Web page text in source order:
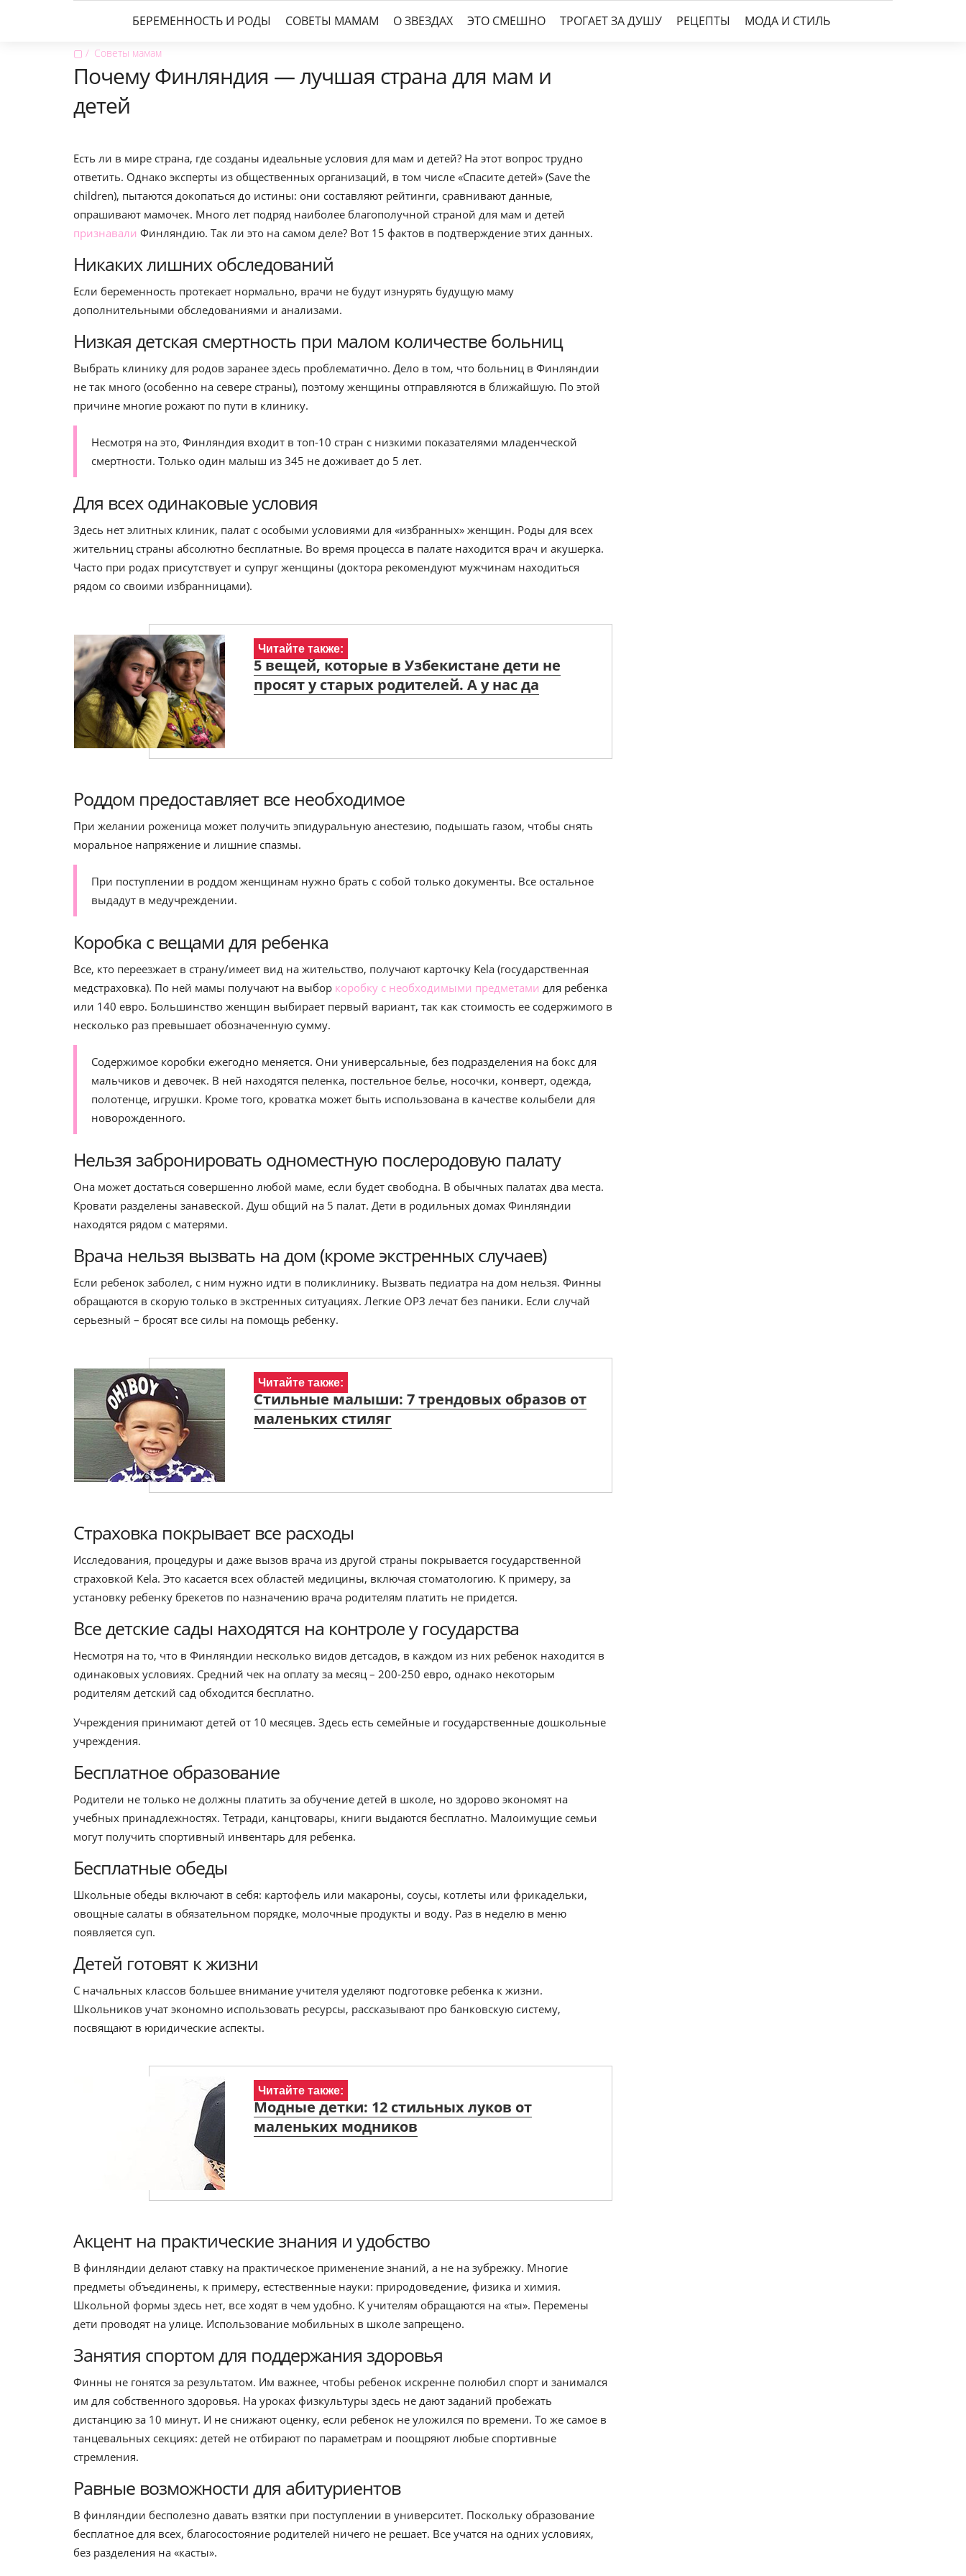
БЕРЕМЕННОСТЬ И РОДЫ СОВЕТЫ МАМАМ О ЗВЕЗДАХ ЭТО СМЕШНО ТРОГАЕТ ЗА ДУШУ РЕЦЕПТЫ МОДА И СТИЛЬ
▢ Советы мамам
Почему Финляндия — лучшая страна для мам и
детей
Есть ли в мире страна, где созданы идеальные условия для мам и детей? На этот вопрос трудно
ответить. Однако эксперты из общественных организаций, в том числе «Спасите детей» (Save the
children), пытаются докопаться до истины: они составляют рейтинги, сравнивают данные,
опрашивают мамочек. Много лет подряд наиболее благополучной страной для мам и детей
признавали Финляндию. Так ли это на самом деле? Вот 15 фактов в подтверждение этих данных.
Никаких лишних обследований
Если беременность протекает нормально, врачи не будут изнурять будущую маму
дополнительными обследованиями и анализами.
Низкая детская смертность при малом количестве больниц
Выбрать клинику для родов заранее здесь проблематично. Дело в том, что больниц в Финляндии
не так много (особенно на севере страны), поэтому женщины отправляются в ближайшую. По этой
причине многие рожают по пути в клинику.
Несмотря на это, Финляндия входит в топ-10 стран с низкими показателями младенческой
смертности. Только один малыш из 345 не доживает до 5 лет.
Для всех одинаковые условия
Здесь нет элитных клиник, палат с особыми условиями для «избранных» женщин. Роды для всех
жительниц страны абсолютно бесплатные. Во время процесса в палате находится врач и акушерка.
Часто при родах присутствует и супруг женщины (доктора рекомендуют мужчинам находиться
рядом со своими избранницами).
Читайте также:
5 вещей, которые в Узбекистане дети не
просят у старых родителей. А у нас да
Роддом предоставляет все необходимое
При желании роженица может получить эпидуральную анестезию, подышать газом, чтобы снять
моральное напряжение и лишние спазмы.
При поступлении в роддом женщинам нужно брать с собой только документы. Все остальное
выдадут в медучреждении.
Коробка с вещами для ребенка
Все, кто переезжает в страну/имеет вид на жительство, получают карточку Kela (государственная
медстраховка). По ней мамы получают на выбор коробку с необходимыми предметами для ребенка
или 140 евро. Большинство женщин выбирает первый вариант, так как стоимость ее содержимого в
несколько раз превышает обозначенную сумму.
Содержимое коробки ежегодно меняется. Они универсальные, без подразделения на бокс для
мальчиков и девочек. В ней находятся пеленка, постельное белье, носочки, конверт, одежда,
полотенце, игрушки. Кроме того, кроватка может быть использована в качестве колыбели для
новорожденного.
Нельзя забронировать одноместную послеродовую палату
Она может достаться совершенно любой маме, если будет свободна. В обычных палатах два места.
Кровати разделены занавеской. Душ общий на 5 палат. Дети в родильных домах Финляндии
находятся рядом с матерями.
Врача нельзя вызвать на дом (кроме экстренных случаев)
Если ребенок заболел, с ним нужно идти в поликлинику. Вызвать педиатра на дом нельзя. Финны
обращаются в скорую только в экстренных ситуациях. Легкие ОРЗ лечат без паники. Если случай
серьезный – бросят все силы на помощь ребенку.
Читайте также:
Стильные малыши: 7 трендовых образов от
маленьких стиляг
Страховка покрывает все расходы
Исследования, процедуры и даже вызов врача из другой страны покрывается государственной
страховкой Kela. Это касается всех областей медицины, включая стоматологию. К примеру, за
установку ребенку брекетов по назначению врача родителям платить не придется.
Все детские сады находятся на контроле у государства
Несмотря на то, что в Финляндии несколько видов детсадов, в каждом из них ребенок находится в
одинаковых условиях. Средний чек на оплату за месяц – 200-250 евро, однако некоторым
родителям детский сад обходится бесплатно.
Учреждения принимают детей от 10 месяцев. Здесь есть семейные и государственные дошкольные
учреждения.
Бесплатное образование
Родители не только не должны платить за обучение детей в школе, но здорово экономят на
учебных принадлежностях. Тетради, канцтовары, книги выдаются бесплатно. Малоимущие семьи
могут получить спортивный инвентарь для ребенка.
Бесплатные обеды
Школьные обеды включают в себя: картофель или макароны, соусы, котлеты или фрикадельки,
овощные салаты в обязательном порядке, молочные продукты и воду. Раз в неделю в меню
появляется суп.
Детей готовят к жизни
С начальных классов большее внимание учителя уделяют подготовке ребенка к жизни.
Школьников учат экономно использовать ресурсы, рассказывают про банковскую систему,
посвящают в юридические аспекты.
Читайте также:
Модные детки: 12 стильных луков от
маленьких модников
Акцент на практические знания и удобство
В финляндии делают ставку на практическое применение знаний, а не на зубрежку. Многие
предметы объединены, к примеру, естественные науки: природоведение, физика и химия.
Школьной формы здесь нет, все ходят в чем удобно. К учителям обращаются на «ты». Перемены
дети проводят на улице. Использование мобильных в школе запрещено.
Занятия спортом для поддержания здоровья
Финны не гонятся за результатом. Им важнее, чтобы ребенок искренне полюбил спорт и занимался
им для собственного здоровья. На уроках физкультуры здесь не дают заданий пробежать
дистанцию за 10 минут. И не снижают оценку, если ребенок не уложился по времени. То же самое в
танцевальных секциях: детей не отбирают по параметрам и поощряют любые спортивные
стремления.
Равные возможности для абитуриентов
В финляндии бесполезно давать взятки при поступлении в университет. Поскольку образование
бесплатное для всех, благосостояние родителей ничего не решает. Все учатся на одних условиях,
без разделения на «касты».